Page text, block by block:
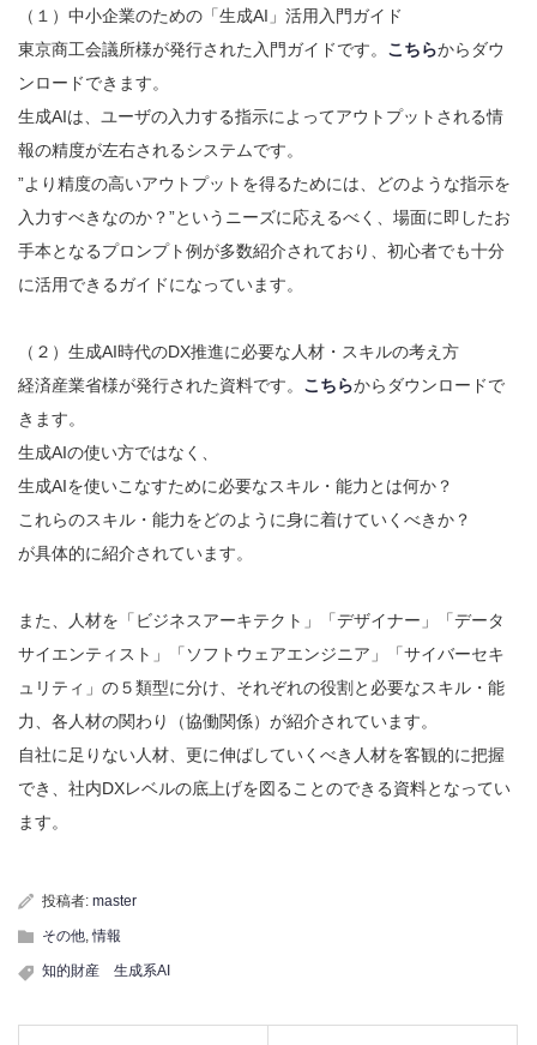
（１）中小企業のための「生成AI」活用入門ガイド
東京商工会議所様が発行された入門ガイドです。 こちらからダウ
ンロードできます。
生成AIは、ユーザの入力する指示によってアウトプットされる情
報の精度が左右されるシステムです。
”より精度の高いアウトプットを得るためには、どのような指示を
入力すべきなのか？”というニーズに応えるべく、場面に即したお
手本となるプロンプト例が多数紹介されており、初心者でも十分
に活用できるガイドになっています。
（２）生成AI時代のDX推進に必要な人材・スキルの考え方
経済産業省様が発行された資料です。 こちらからダウンロードで
きます。
生成AIの使い方ではなく、
生成AIを使いこなすために必要なスキル・能力とは何か？
これらのスキル・能力をどのように身に着けていくべきか？
が具体的に紹介されています。
また、人材を「ビジネスアーキテクト」「デザイナー」「データ
サイエンティスト」「ソフトウェアエンジニア」「サイバーセキ
ュリティ」の５類型に分け、それぞれの役割と必要なスキル・能
力、各人材の関わり（協働関係）が紹介されています。
自社に足りない人材、更に伸ばしていくべき人材を客観的に把握
でき、社内DXレベルの底上げを図ることのできる資料となってい
ます。
投稿者: master
その他,情報
知的財産 生成系AI